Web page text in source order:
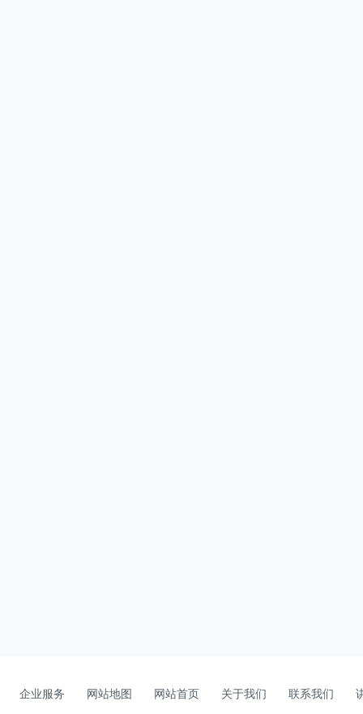
企业服务 网站地图 网站首页 关于我们 联系我们